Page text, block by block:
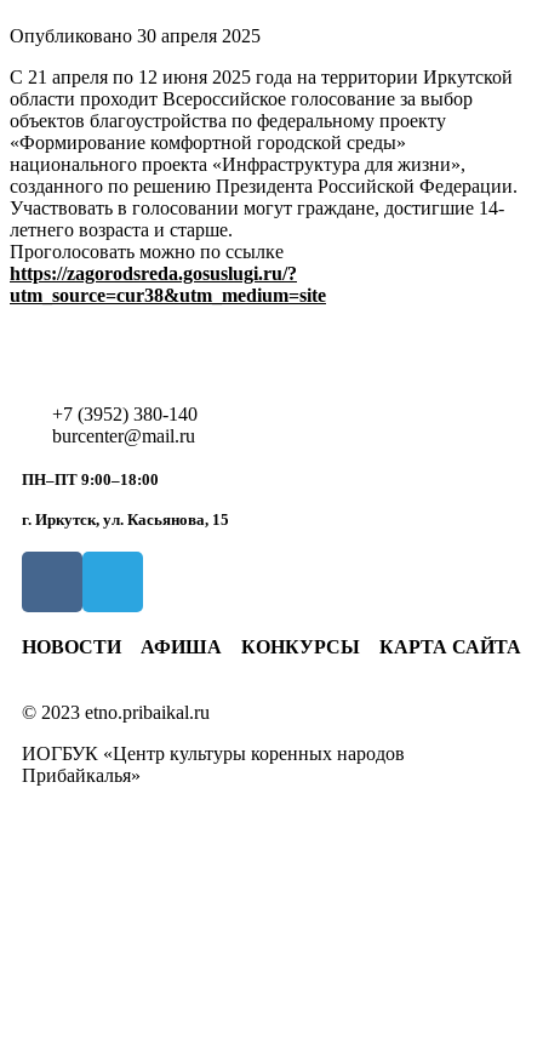
Опубликовано 30 апреля 2025
С 21 апреля по 12 июня 2025 года на территории Иркутской
области проходит Всероссийское голосование за выбор
объектов благоустройства по федеральному проекту
«Формирование комфортной городской среды»
национального проекта «Инфраструктура для жизни»,
созданного по решению Президента Российской Федерации.
Участвовать в голосовании могут граждане, достигшие 14-
летнего возраста и старше.
Проголосовать можно по ссылке
https://zagorodsreda.gosuslugi.ru/?
utm_source=cur38&utm_medium=site
+7 (3952) 380-140
burcenter@mail.ru
ПН–ПТ 9:00–18:00
г. Иркутск, ул. Касьянова, 15
НОВОСТИ АФИША КОНКУРСЫ КАРТА САЙТА
© 2023 etno.pribaikal.ru
ИОГБУК «Центр культуры коренных народов
Прибайкалья»